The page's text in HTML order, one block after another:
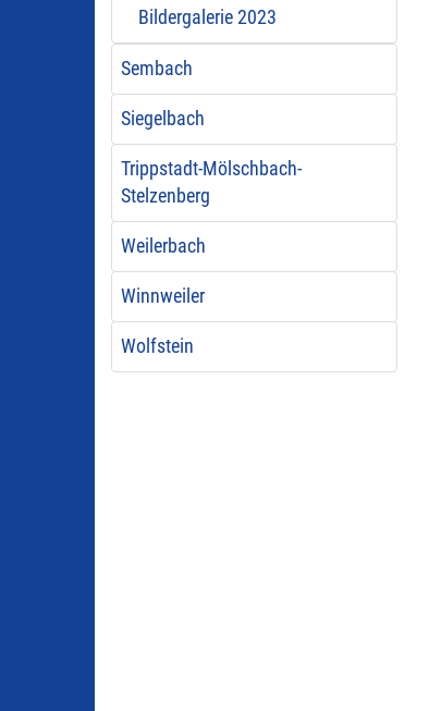
Bildergalerie 2023
Sembach
Siegelbach
Trippstadt-Mölschbach-
Stelzenberg
Weilerbach
Winnweiler
Wolfstein